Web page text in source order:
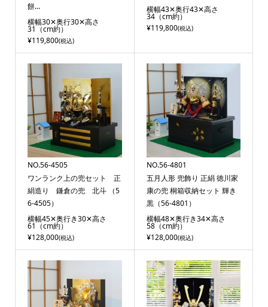
餅...
横幅30✕奥行30✕高さ
31（cm約）
¥119,800(税込)
横幅43✕奥行43✕高さ
34（cm約）
¥119,800(税込)
NO.56-4505
ワンランク上の兜セット 正
絹造り 鎌倉の兜 北斗 （5
6-4505）
横幅45✕奥行き30✕高さ
61（cm約）
¥128,000(税込)
NO.56-4801
五月人形 兜飾り 正絹 徳川家
康の兜 桐箱収納セット 輝き
黒（56-4801）
横幅48✕奥行き34✕高さ
58（cm約）
¥128,000(税込)